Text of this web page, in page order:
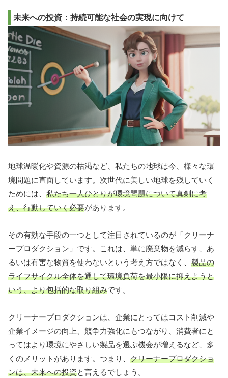
未来への投資：持続可能な社会の実現に向けて
地球温暖化や資源の枯渇など、私たちの地球は今、様々な環
境問題に直面しています。次世代に美しい地球を残していく
ためには、 私たち一人ひとりが環境問題について真剣に考
え、行動していく必要があります。
その有効な手段の一つとして注目されているのが「クリーナ
ープロダクション」です。これは、単に廃棄物を減らす、あ
るいは有害な物質を使わないという考え方ではなく、 製品の
ライフサイクル全体を通して環境負荷を最小限に抑えようと
いう、より包括的な取り組みです。
クリーナープロダクションは、企業にとってはコスト削減や
企業イメージの向上、競争力強化にもつながり、消費者にと
ってはより環境にやさしい製品を選ぶ機会が増えるなど、多
くのメリットがあります。つまり、 クリーナープロダクショ
ンは、未来への投資と言えるでしょう。